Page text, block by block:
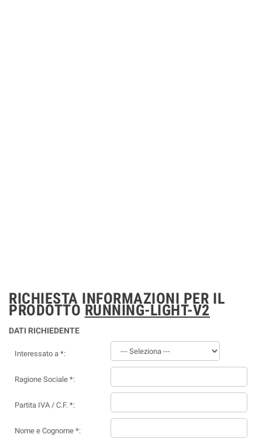
RICHIESTA INFORMAZIONI PER IL
PRODOTTO RUNNING-LIGHT-V2
DATI RICHIEDENTE
Interessato a *:
Ragione Sociale *:
Partita IVA / C.F. *:
Nome e Cognome *: